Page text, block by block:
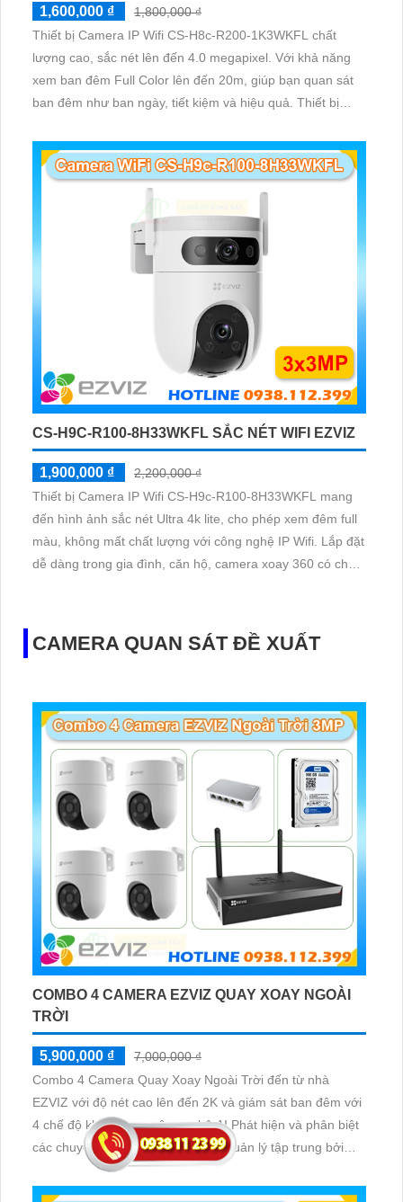
1,600,000 ₫
1,800,000 ₫
Thiết bị Camera IP Wifi CS-H8c-R200-1K3WKFL chất
lượng cao, sắc nét lên đến 4.0 megapixel. Với khả năng
xem ban đêm Full Color lên đến 20m, giúp bạn quan sát
ban đêm như ban ngày, tiết kiệm và hiệu quả. Thiết bị
hỗ trợ màu ban đêm
CS-H9C-R100-8H33WKFL SẮC NÉT WIFI EZVIZ
1,900,000 ₫
2,200,000 ₫
Thiết bị Camera IP Wifi CS-H9c-R100-8H33WKFL mang
đến hình ảnh sắc nét Ultra 4k lite, cho phép xem đêm full
màu, không mất chất lượng với công nghệ IP Wifi. Lắp đặt
dễ dàng trong gia đình, căn hộ, camera xoay 360 có chức
CAMERA QUAN SÁT ĐỀ XUẤT
COMBO 4 CAMERA EZVIZ QUAY XOAY NGOÀI
TRỜI
5,900,000 ₫
7,000,000 ₫
Combo 4 Camera Quay Xoay Ngoài Trời đến từ nhà
EZVIZ với độ nét cao lên đến 2K và giám sát ban đêm với
4 chế độ khác nhau, công nghệ AI Phát hiện và phân biệt
các chuyển động chuẩn sát được quản lý tập trung bởi
đầu ghi hình IP WiFi